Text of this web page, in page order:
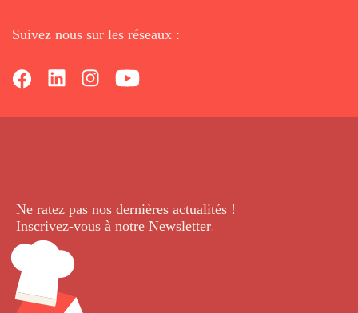
Suivez nous sur les réseaux :
Ne ratez pas nos dernières actualités !
Inscrivez-vous à notre Newsletter.